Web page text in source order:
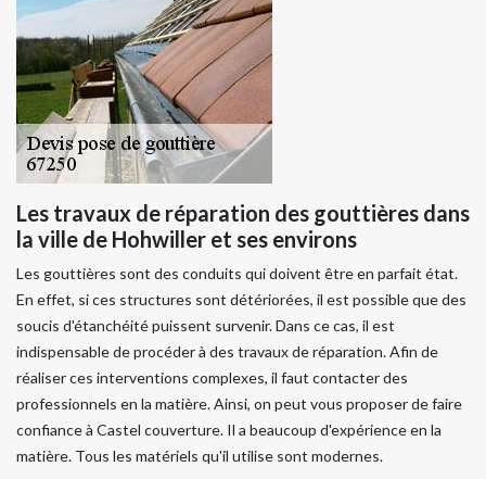
Les travaux de réparation des gouttières dans
la ville de Hohwiller et ses environs
Les gouttières sont des conduits qui doivent être en parfait état.
En effet, si ces structures sont détériorées, il est possible que des
soucis d'étanchéité puissent survenir. Dans ce cas, il est
indispensable de procéder à des travaux de réparation. Afin de
réaliser ces interventions complexes, il faut contacter des
professionnels en la matière. Ainsi, on peut vous proposer de faire
confiance à Castel couverture. Il a beaucoup d'expérience en la
matière. Tous les matériels qu'il utilise sont modernes.